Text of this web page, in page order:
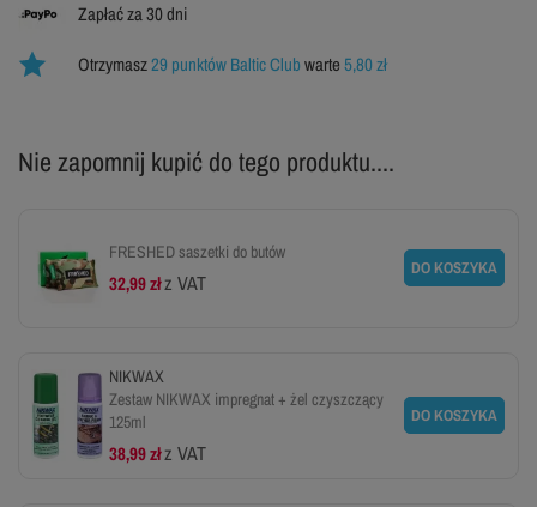
Zapłać za 30 dni
Otrzymasz29 punktów Baltic Clubwarte5,80 zł
Nie zapomnij kupić do tego produktu....
FRESHED saszetki do butów
32,99 złz VAT
DO KOSZYKA
NIKWAX
Zestaw NIKWAX impregnat + żel czyszczący
125ml
38,99 złz VAT
DO KOSZYKA